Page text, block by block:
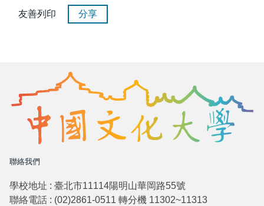
友善列印 分享
聯絡我們
學校地址 : 臺北市11114陽明山華岡路55號
聯絡電話 : (02)2861-0511 轉分機 11302~11313